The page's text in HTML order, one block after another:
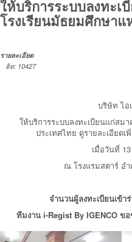
ให้บริการระบบลงทะ
โรงเรียนมัธยมศึกษาแ
รายละเอียด
ฮิต: 10427
บริษัท ไอ
ให้บริการระบบลงทะเบียนแก่สม
ประเทศไทย ดูรายละเอียดเ
เมื่อวันที่
ณ โรงแรมสตาร์ อำ
จำนวนผู้ลงทะเบียนเข้า
ทีมงาน i-Regist By IGENCO